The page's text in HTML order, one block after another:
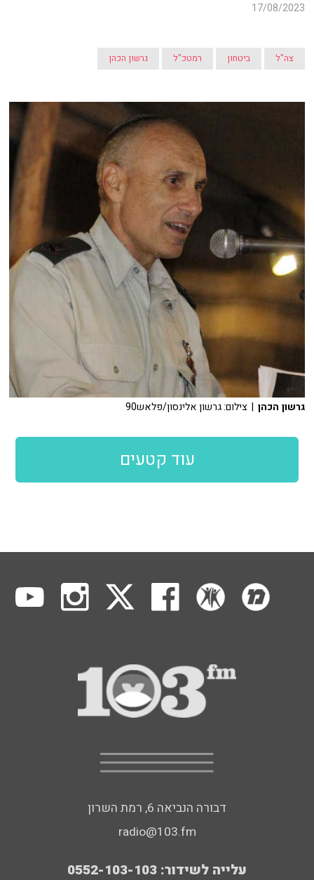
17/08/2023
צה"ל ביטחון רמטכ"ל גרשון הכהן
גרשון הכהן | צילום: גרשון אלינסון/פלאש90
עוד קטעים
דבורה הנביאה 6, רמת השרון
radio@103.fm
עלייה לשידור: 0552-103-103